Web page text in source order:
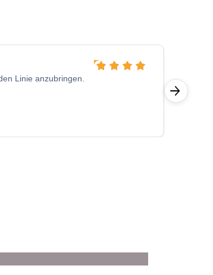
Linie anzubringen.
Hab
sich